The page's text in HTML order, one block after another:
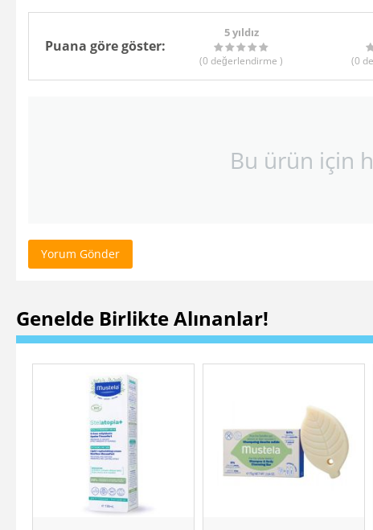
Puana göre göster:
5 yıldız
(0 değerlendirme) (0
Bu ürün için
Yorum Gönder
Genelde Birlikte Alınanlar!